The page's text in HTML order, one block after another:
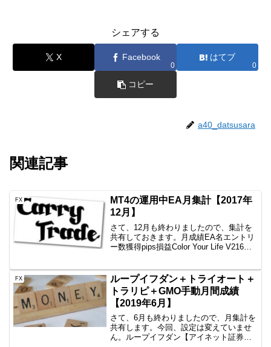
シェアする
X Facebook
0
はてブ
0
コピー
a40_datsusara
関連記事
FX
MT4の運用中EA月集計【2017年
12月】
さて、12月も終わりましたので、集計を
共有しておきます。月成績EA名エントリ
ー数獲得pips損益Color Your Life V216回
FX
ループイフダン＋トライオート＋
トラリピ＋GMO手動月間成績
【2019年6月】
さて、6月も終わりましたので、月集計を
共有します。今回、設定は変えていませ
ん。ループイフダン【アイネット証券】